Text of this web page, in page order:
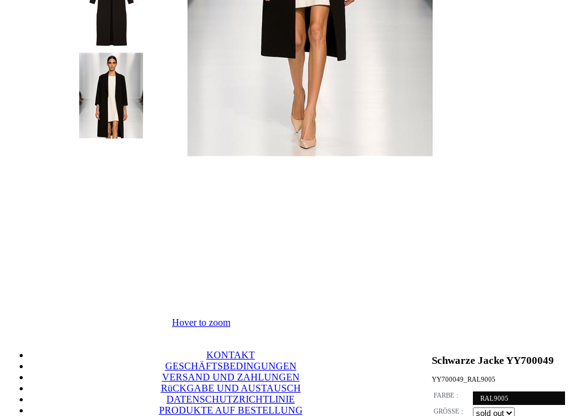
Hover to zoom
Schwarze Jacke YY700049
YY700049_RAL9005
FARBE : RAL9005
GRÖSSE :
KONTAKT
GESCHÄFTSBEDINGUNGEN
VERSAND UND ZAHLUNGEN
RüCKGABE UND AUSTAUSCH
DATENSCHUTZRICHTLINIE
PRODUKTE AUF BESTELLUNG